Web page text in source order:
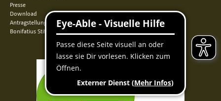
Presse
Download
Antragstellung
Bonifatius Stiftungszentrum